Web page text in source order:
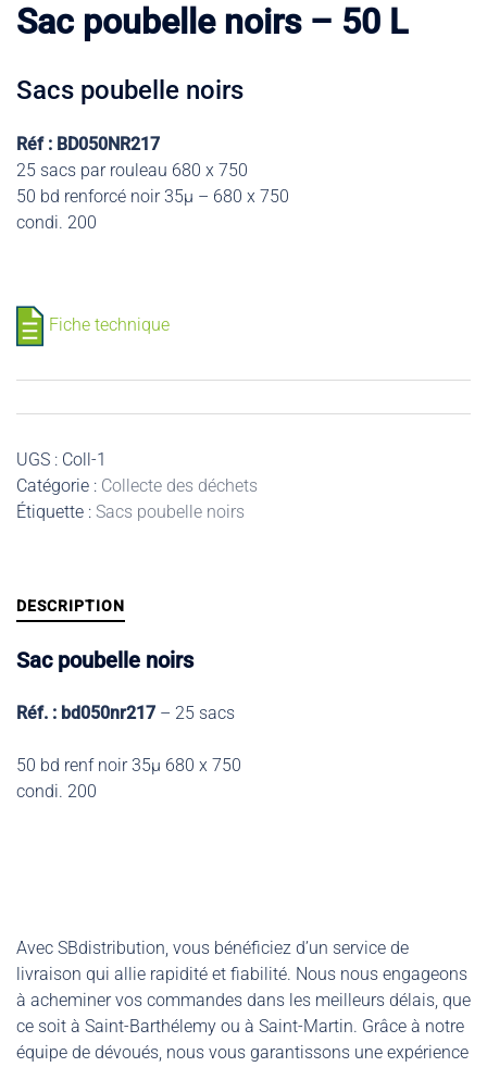
Sac poubelle noirs – 50 L
Sacs poubelle noirs
Réf : BD050NR217
25 sacs par rouleau 680 x 750
50 bd renforcé noir 35µ – 680 x 750
condi. 200
Fiche technique
UGS : Coll-1
Catégorie : Collecte des déchets
Étiquette : Sacs poubelle noirs
DESCRIPTION
Sac poubelle noirs
Réf. : bd050nr217 – 25 sacs
50 bd renf noir 35µ 680 x 750
condi. 200
Avec SBdistribution, vous bénéficiez d’un service de
livraison qui allie rapidité et fiabilité. Nous nous engageons
à acheminer vos commandes dans les meilleurs délais, que
ce soit à Saint-Barthélemy ou à Saint-Martin. Grâce à notre
équipe de dévoués, nous vous garantissons une expérience